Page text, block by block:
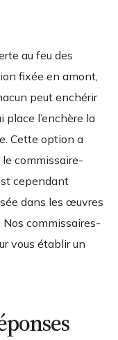
au feu des
fixée en amont,
peut enchérir
place l’enchère la
Cette option a
le commissaire-
cependant
dans les œuvres
Nos commissaires-
vous établir un